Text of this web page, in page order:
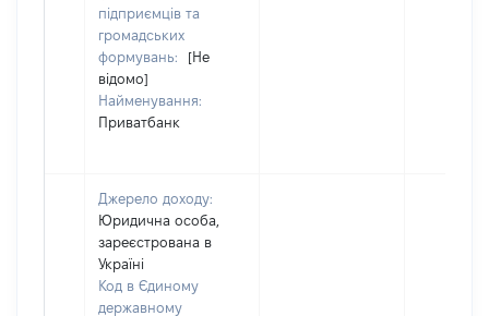
підприємців та
громадських
формувань:
[Не
відомо]
Найменування:
Приватбанк
Джерело доходу:
Юридична особа,
зареєстрована в
Україні
Код в Єдиному
державному